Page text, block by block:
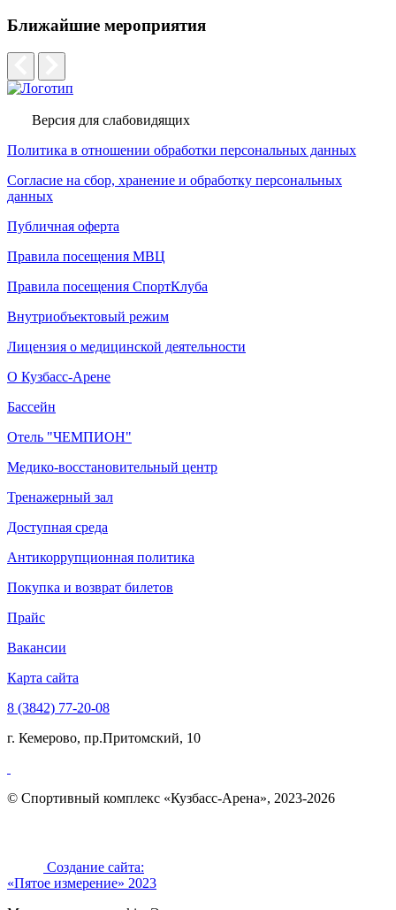
Ближайшие мероприятия
Версия для слабовидящих
Политика в отношении обработки персональных данных
Согласие на сбор, хранение и обработку персональных
данных
Публичная оферта
Правила посещения МВЦ
Правила посещения СпортКлуба
Внутриобъектовый режим
Лицензия о медицинской деятельности
О Кузбасс-Арене
Бассейн
Отель "ЧЕМПИОН"
Медико-восстановительный центр
Тренажерный зал
Доступная среда
Антикоррупционная политика
Покупка и возврат билетов
Прайс
Вакансии
Карта сайта
8 (3842) 77-20-08
г. Кемерово, пр.Притомский, 10
© Спортивный комплекс «Кузбасс-Арена», 2023-2026
Создание сайта:
«Пятое измерение» 2023